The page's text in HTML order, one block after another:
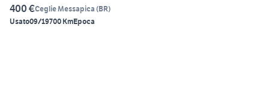
400 €Ceglie Messapica (BR)
Usato09/19700 KmEpoca